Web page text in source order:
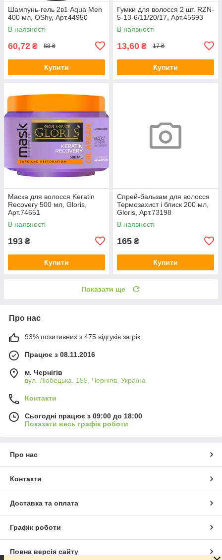
Шампунь-гель 2в1 Aqua Men
400 мл, OShy, Арт.44950
В наявності
60,72 ₴ 88 ₴
Купити
Гумки для волосся 2 шт. RZN-
5-13-6/11/20/17, Арт.45693
В наявності
13,60 ₴ 17 ₴
Купити
Маска для волосся Keratin
Recovery 500 мл, Gloris,
Арт.74651
В наявності
193 ₴
Купити
Спрей-бальзам для волосся
Термозахист і блиск 200 мл,
Gloris, Арт.73198
В наявності
165 ₴
Купити
Показати ще
Про нас
93% позитивних з 475 відгуків за рік
Працює з 08.11.2016
м. Чернігів
вул. Любецька, 155, Чернігів, Україна
Контакти
Сьогодні працює з 09:00 до 18:00
Показати весь графік роботи
Про нас
Контакти
Доставка та оплата
Графік роботи
Повна версія сайту